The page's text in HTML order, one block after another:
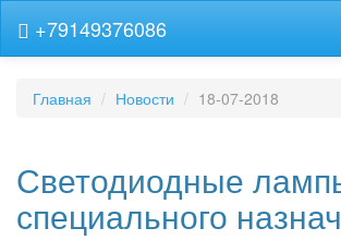
+79149376086
Главная Новости 18-07-2018
Светодиодные
специального